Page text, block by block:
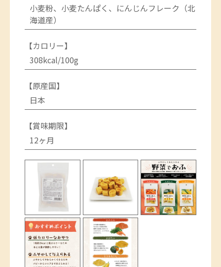
小麦粉、小麦たんぱく、にんじんフレーク（北
海道産）
【カロリー】
308kcal/100g
【原産国】
日本
【賞味期限】
12ヶ月